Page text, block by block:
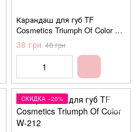
Карандаш для губ TF
Cosmetics Triumph Of Color W-
212 №207 Pink (розовый)
38 грн 48 грн
СКИДКА −20%